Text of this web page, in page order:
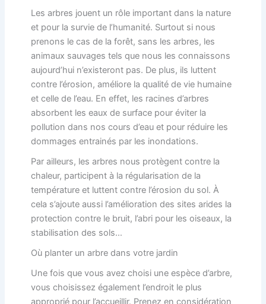
Les arbres jouent un rôle important dans la nature
et pour la survie de l’humanité. Surtout si nous
prenons le cas de la forêt, sans les arbres, les
animaux sauvages tels que nous les connaissons
aujourd’hui n’existeront pas. De plus, ils luttent
contre l’érosion, améliore la qualité de vie humaine
et celle de l’eau. En effet, les racines d’arbres
absorbent les eaux de surface pour éviter la
pollution dans nos cours d’eau et pour réduire les
dommages entrainés par les inondations.
Par ailleurs, les arbres nous protègent contre la
chaleur, participent à la régularisation de la
température et luttent contre l’érosion du sol. À
cela s’ajoute aussi l’amélioration des sites arides la
protection contre le bruit, l’abri pour les oiseaux, la
stabilisation des sols…
Où planter un arbre dans votre jardin
Une fois que vous avez choisi une espèce d’arbre,
vous choisissez également l’endroit le plus
approprié pour l’accueillir. Prenez en considération